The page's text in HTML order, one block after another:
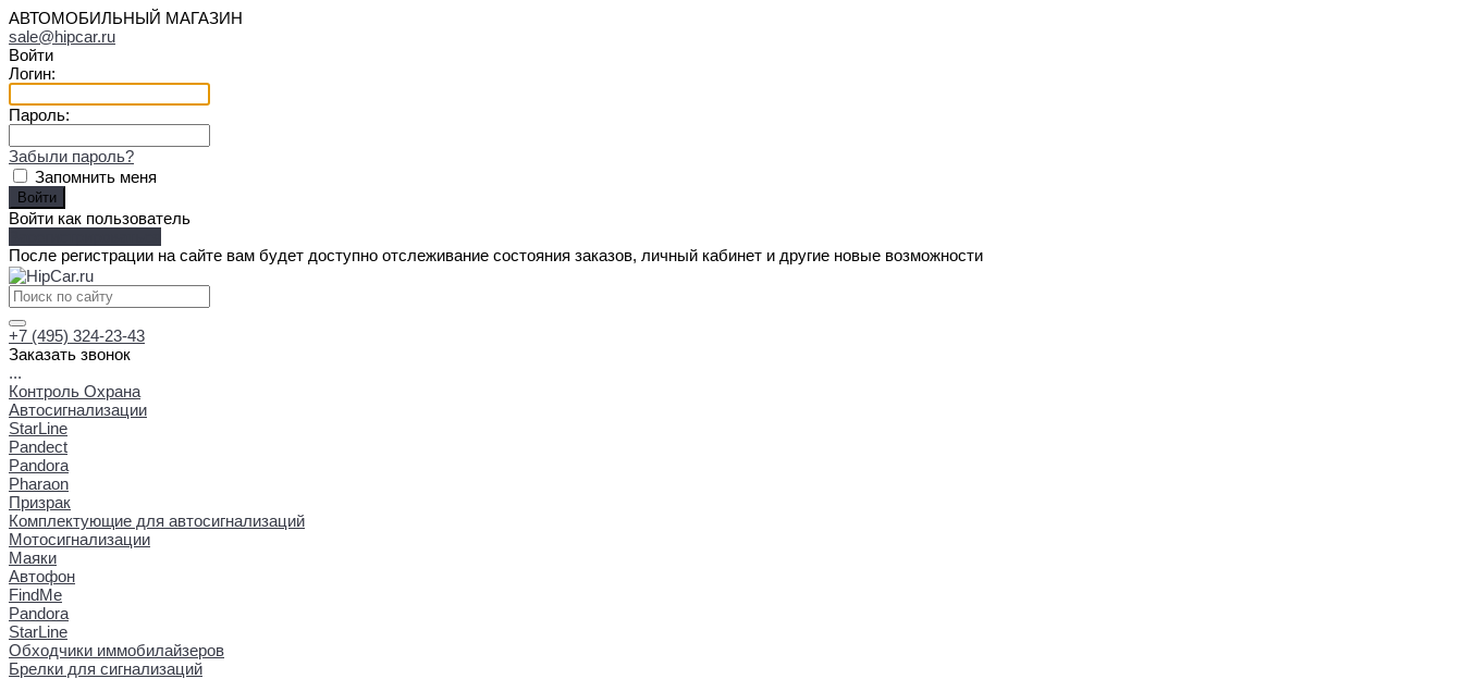
АВТОМОБИЛЬНЫЙ МАГАЗИН
sale@hipcar.ru
Войти
Логин:
Пароль:
Забыли пароль?
Запомнить меня
Войти как пользователь
После регистрации на сайте вам будет доступно отслеживание состояния заказов, личный кабинет и другие новые возможности
+7 (495) 324-23-43
Заказать звонок
...
Контроль Охрана
Автосигнализации
StarLine
Pandect
Pandora
Pharaon
Призрак
Комплектующие для автосигнализаций
Мотосигнализации
Маяки
Автофон
FindMe
Pandora
StarLine
Обходчики иммобилайзеров
Брелки для сигнализаций